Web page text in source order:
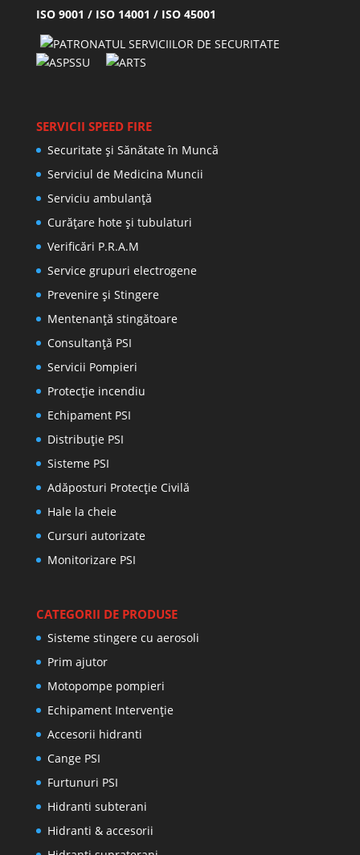
ISO 9001 / ISO 14001 / ISO 45001
SERVICII SPEED FIRE
Securitate și Sănătate în Muncă
Serviciul de Medicina Muncii
Serviciu ambulanță
Curățare hote și tubulaturi
Verificări P.R.A.M
Service grupuri electrogene
Prevenire şi Stingere
Mentenanţă stingătoare
Consultanţă PSI
Servicii Pompieri
Protecţie incendiu
Echipament PSI
Distribuţie PSI
Sisteme PSI
Adăposturi Protecție Civilă
Hale la cheie
Cursuri autorizate
Monitorizare PSI
CATEGORII DE PRODUSE
Sisteme stingere cu aerosoli
Prim ajutor
Motopompe pompieri
Echipament Intervenție
Accesorii hidranti
Cange PSI
Furtunuri PSI
Hidranti subterani
Hidranti & accesorii